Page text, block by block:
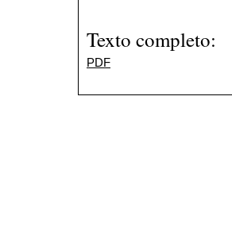
Texto completo:
PDF